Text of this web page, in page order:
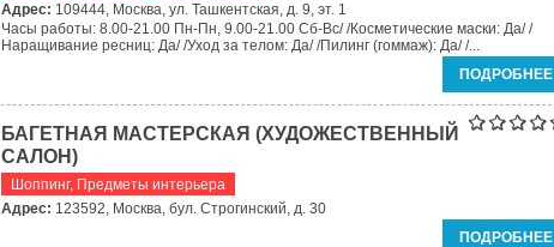
Адрес: 109444, Москва, ул. Ташкентская, д. 9, эт. 1
Часы работы: 8.00-21.00 Пн-Пн, 9.00-21.00 Сб-Вс/ /Косметические маски: Да/ /
Наращивание ресниц: Да/ /Уход за телом: Да/ /Пилинг (гоммаж): Да/ /...
ПОДРОБНЕЕ
БАГЕТНАЯ МАСТЕРСКАЯ (ХУДОЖЕСТВЕННЫЙ
САЛОН)
Шоппинг, Предметы интерьера
Адрес: 123592, Москва, бул. Строгинский, д. 30
ПОДРОБНЕЕ